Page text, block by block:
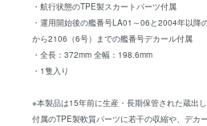
・航行状態のTPE製スカートパーツ付属
・運用開始後の艦番号LA01～06と2004年以降
から2106（6号）までの艦番号デカール付属
・全長：372mm 全幅：198.6mm
・1隻入り
※本製品は15年前に生産・長期保管された蔵出し
付属のTPE製軟質パーツに若干の収縮や、デカ